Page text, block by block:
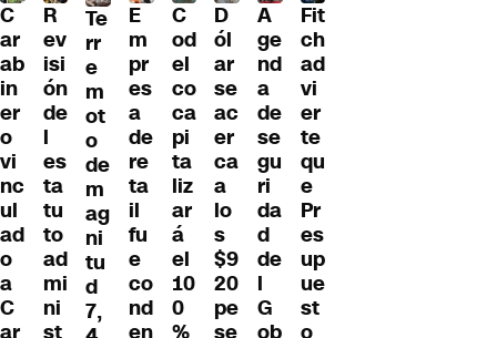
C
ar
ab
in
er
o
vi
nc
ul
ad
o
a
C
R
ev
isi
ón
de
l
es
ta
tu
to
ad
mi
ni
Te
rr
e
m
ot
o
de
m
ag
ni
tu
d
7,
E
m
pr
es
a
de
re
ta
il
fu
e
co
nd
C
od
el
co
ca
pi
ta
liz
ar
á
el
10
0
D
ól
ar
se
ac
er
ca
a
lo
s
$9
20
pe
A
ge
nd
a
de
se
gu
ri
da
d
de
l
G
Fit
ch
ad
vi
er
te
qu
e
Pr
es
up
ue
st